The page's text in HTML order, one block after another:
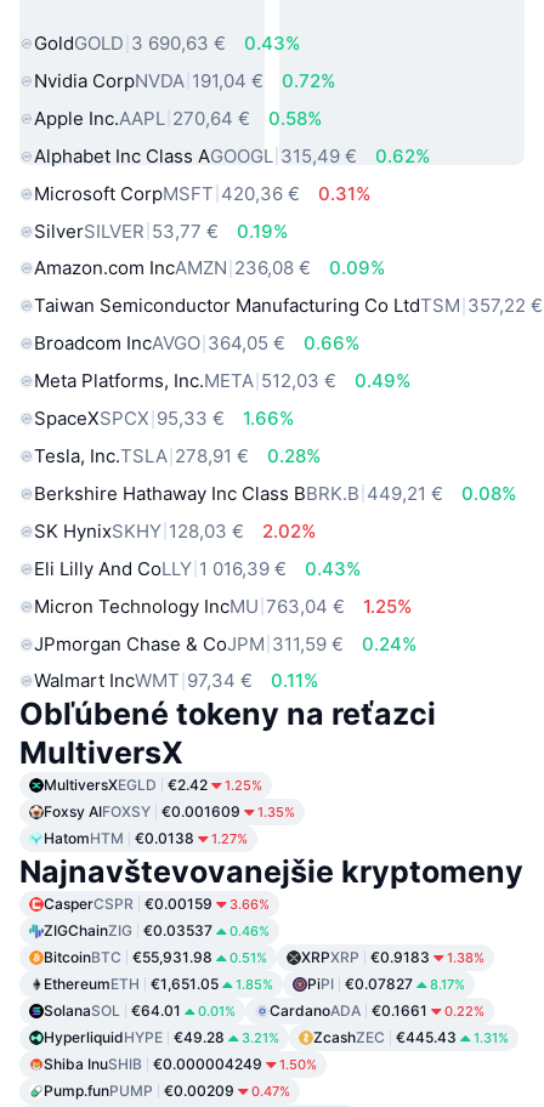
GoldGOLD 3 690,63 €
0.43%
Nvidia CorpNVDA 191,04 €
0.72%
Apple Inc.AAPL 270,64 €
0.58%
Alphabet Inc Class AGOOGL 315,49 €
0.62%
Microsoft CorpMSFT 420,36 €
0.31%
SilverSILVER 53,77 €
0.19%
Amazon.com IncAMZN 236,08 €
0.09%
Taiwan Semiconductor Manufacturing Co LtdTSM 357,22 €
Broadcom IncAVGO 364,05 €
0.66%
Meta Platforms, Inc.META 512,03 €
0.49%
SpaceXSPCX 95,33 €
1.66%
Tesla, Inc.TSLA 278,91 €
0.28%
Berkshire Hathaway Inc Class BBRK.B 449,21 €
0.08%
SK HynixSKHY 128,03 €
2.02%
Eli Lilly And CoLLY 1 016,39 €
0.43%
Micron Technology IncMU 763,04 €
1.25%
JPmorgan Chase & CoJPM 311,59 €
0.24%
Walmart IncWMT 97,34 € 0.11%
Obľúbené tokeny na reťazci
MultiversX
MultiversXEGLD €2.42 1.25%
Foxsy AIFOXSY €0.001609 1.35%
HatomHTM €0.0138 1.27%
Najnavštevovanejšie kryptomeny
CasperCSPR €0.00159 3.66%
ZIGChainZIG €0.03537 0.46%
BitcoinBTC €55,931.98 0.51% XRPXRP €0.9183 1.38%
EthereumETH €1,651.05 1.85% PiPI €0.07827 8.17%
SolanaSOL €64.01 0.01% CardanoADA €0.1661 0.22%
HyperliquidHYPE €49.28 3.21% ZcashZEC €445.43 1.31%
Shiba InuSHIB €0.000004249 1.50%
Pump.funPUMP €0.00209 0.47%